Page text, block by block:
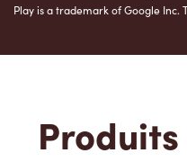
Play is a trademark of Google Inc.